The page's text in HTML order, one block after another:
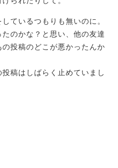
ているつもりも無いのに。
のかな？と思い、他の友達
投稿のどこが悪かったんか
稿はしばらく止めていまし